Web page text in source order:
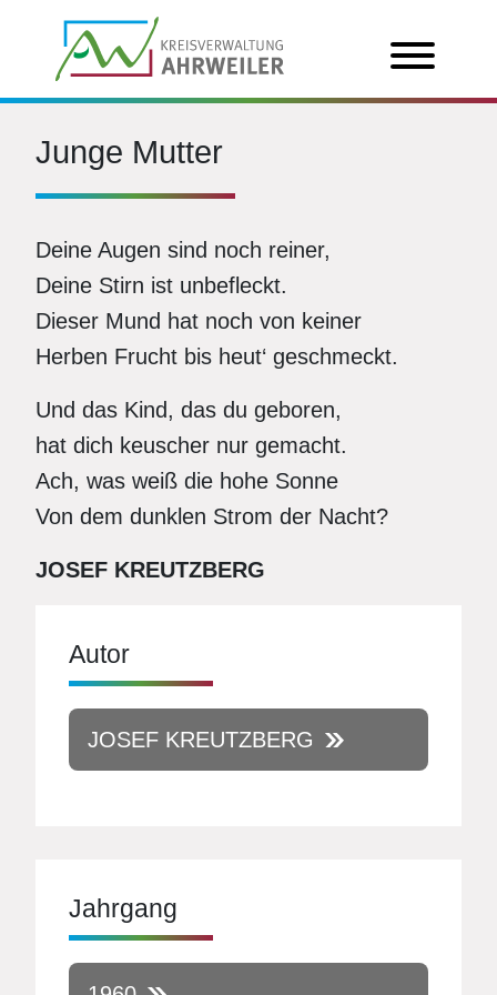
Junge Mutter
Deine Augen sind noch reiner,
Deine Stirn ist unbefleckt.
Dieser Mund hat noch von keiner
Herben Frucht bis heut‘ geschmeckt.
Und das Kind, das du geboren,
hat dich keuscher nur gemacht.
Ach, was weiß die hohe Sonne
Von dem dunklen Strom der Nacht?
JOSEF KREUTZBERG
Autor
JOSEF KREUTZBERG
Jahrgang